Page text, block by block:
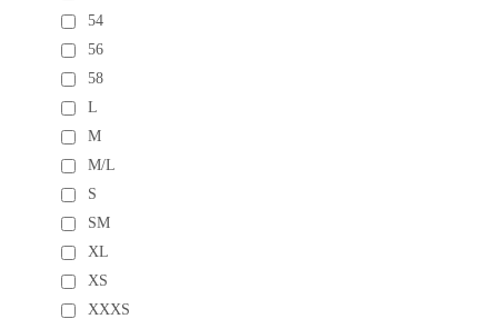
54
56
58
L
M
M/L
S
SM
XL
XS
XXXS